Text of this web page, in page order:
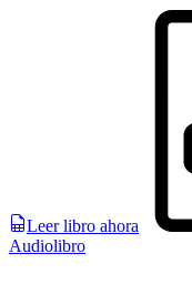
Leer libro ahora
Audiolibro